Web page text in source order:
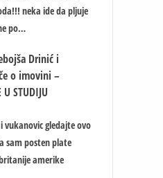
neka ide da pljuje
po…
Drinić i
o imovini –
U STUDIJU
vukanovic gledajte ovo
sam posten plate
amerike